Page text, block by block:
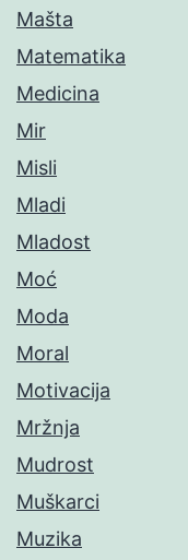
Mašta
Matematika
Medicina
Mir
Misli
Mladi
Mladost
Moć
Moda
Moral
Motivacija
Mržnja
Mudrost
Muškarci
Muzika